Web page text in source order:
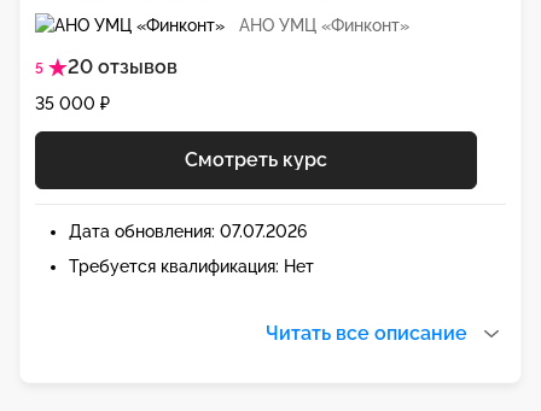
АНО УМЦ «Финконт»
5 20 отзывов
35 000 ₽
Смотреть курс
Дата обновления: 07.07.2026
Требуется квалификация: Нет
Читать все описание